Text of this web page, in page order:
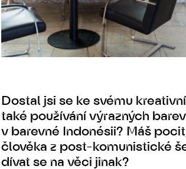
Dostal jsi se ke svému
také používání výrazných
v barevné Indonésii? Máš
člověka z post-komunistické
dívat se na věci jinak?